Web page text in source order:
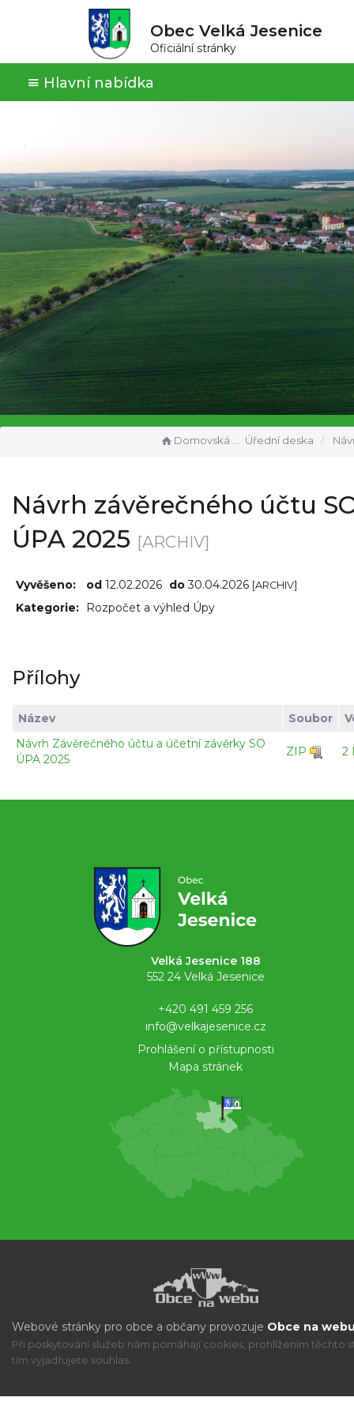
Obec Velká Jesenice
Oficiální stránky
Hlavní nabídka
Domovská stránka Úřední deska Návrh
Návrh závěrečného účtu
ÚPA 2025 [ARCHIV]
Vyvěšeno: od 12.02.2026 do30.04.2026 [ARCHIV]
Kategorie: Rozpočet a výhled Úpy
Přílohy
Název Soubor
Návrh Závěrečného účtu a účetní závěrky SO
ÚPA 2025
ZIP 2
Velká Jesenice 188
552 24 Velká Jesenice
+420 491 459 256
info@velkajesenice.cz
Prohlášení o přístupnosti
Mapa stránek
Webové stránky pro obce a občany provozuje Obce na
Při poskytování služeb nám pomáhají cookies, prohlížením těchto
tím vyjadřujete souhlas.